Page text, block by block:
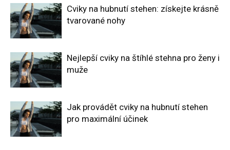
Cviky na hubnutí stehen: získejte krásně
tvarované nohy
Nejlepší cviky na štíhlé stehna pro ženy i
muže
Jak provádět cviky na hubnutí stehen
pro maximální účinek